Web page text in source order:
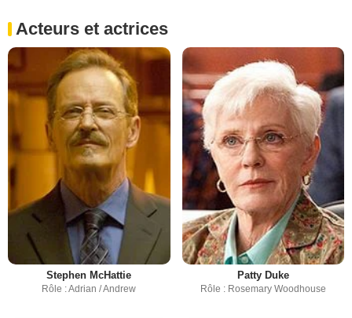
Acteurs et actrices
Stephen McHattie
Rôle : Adrian / Andrew
Patty Duke
Rôle : Rosemary Woodhouse